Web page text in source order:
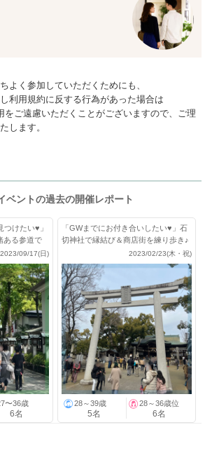
よく参加していただくためにも、
利用規約に反する行為があった場合は
をご遠慮いただくことがございますので、ご理
します。
ベントの過去の開催レポート
つけたい♥」
ある参道で
2023/09/17(日)
〜36歳
6名
「GWまでにお付き合いしたい♥」石
切神社で縁結び＆商店街を練り歩き♪
2023/02/23(木・祝)
28～39歳
5名
28～36歳位
6名